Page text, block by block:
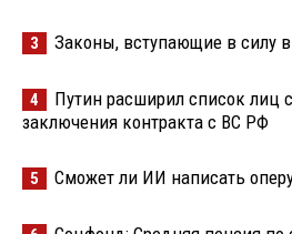
3 Законы, вступающие в силу в
4
Путин расширил список лиц
заключения контракта с ВС РФ
5 Сможет ли ИИ написать